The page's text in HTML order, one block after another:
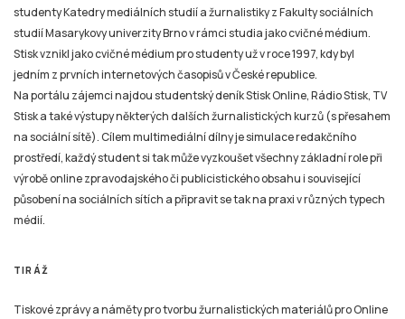
studenty Katedry mediálních studií a žurnalistiky z Fakulty sociálních
studií Masarykovy univerzity Brno v rámci studia jako cvičné médium.
Stisk vznikl jako cvičné médium pro studenty už v roce 1997, kdy byl
jedním z prvních internetových časopisů v České republice.
Na portálu zájemci najdou studentský deník Stisk Online, Rádio Stisk, TV
Stisk a také výstupy některých dalších žurnalistických kurzů (s přesahem
na sociální sítě). Cílem multimediální dílny je simulace redakčního
prostředí, každý student si tak může vyzkoušet všechny základní role při
výrobě online zpravodajského či publicistického obsahu i související
působení na sociálních sítích a připravit se tak na praxi v různých typech
médií.
TIRÁŽ
Tiskové zprávy a náměty pro tvorbu žurnalistických materiálů pro Online